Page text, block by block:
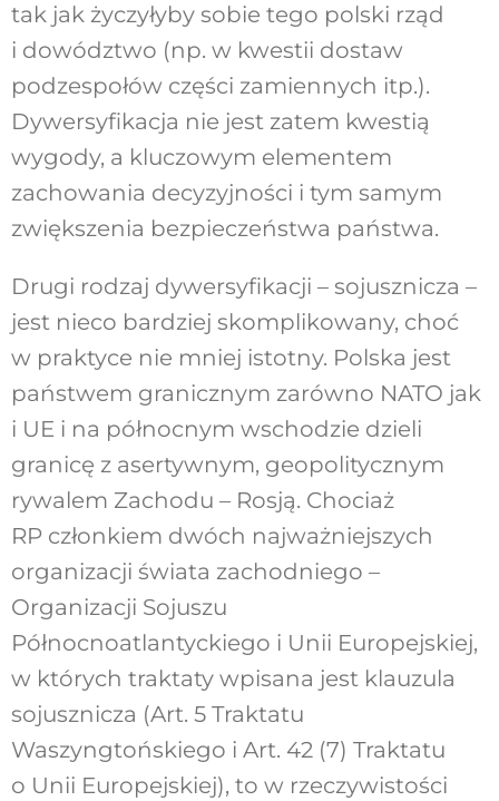
tak jak życzyłyby sobie tego polski rząd
i dowództwo (np. w kwestii dostaw
podzespołów części zamiennych itp.).
Dywersyfikacja nie jest zatem kwestią
wygody, a kluczowym elementem
zachowania decyzyjności i tym samym
zwiększenia bezpieczeństwa państwa.
Drugi rodzaj dywersyfikacji – sojusznicza –
jest nieco bardziej skomplikowany, choć
w praktyce nie mniej istotny. Polska jest
państwem granicznym zarówno NATO jak
i UE i na północnym wschodzie dzieli
granicę z asertywnym, geopolitycznym
rywalem Zachodu – Rosją. Chociaż
RP członkiem dwóch najważniejszych
organizacji świata zachodniego –
Organizacji Sojuszu
Północnoatlantyckiego i Unii Europejskiej,
w których traktaty wpisana jest klauzula
sojusznicza (Art. 5 Traktatu
Waszyngtońskiego i Art. 42 (7) Traktatu
o Unii Europejskiej), to w rzeczywistości